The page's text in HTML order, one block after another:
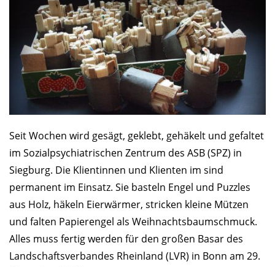
Seit Wochen wird gesägt, geklebt, gehäkelt und gefaltet
im Sozialpsychiatrischen Zentrum des ASB (SPZ) in
Siegburg. Die Klientinnen und Klienten im sind
permanent im Einsatz. Sie basteln Engel und Puzzles
aus Holz, häkeln Eierwärmer, stricken kleine Mützen
und falten Papierengel als Weihnachtsbaumschmuck.
Alles muss fertig werden für den großen Basar des
Landschaftsverbandes Rheinland (LVR) in Bonn am 29.